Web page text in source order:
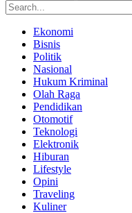
Ekonomi
Bisnis
Politik
Nasional
Hukum Kriminal
Olah Raga
Pendidikan
Otomotif
Teknologi
Elektronik
Hiburan
Lifestyle
Opini
Traveling
Kuliner